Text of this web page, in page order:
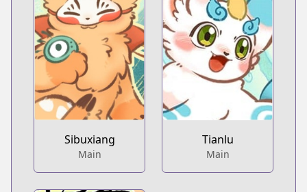
Sibuxiang
Main
Tianlu
Main